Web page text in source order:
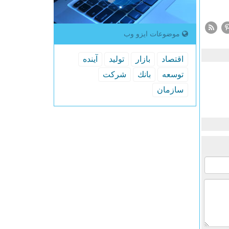
موضوعات ایزو وب
اقتصاد بازار تولید
آینده
توسعه
بانك
شركت
سازمان